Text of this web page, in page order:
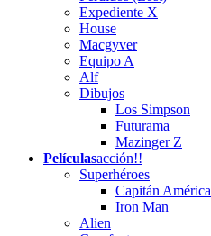
Expediente X
House
Macgyver
Equipo A
Alf
Dibujos
Los Simpson
Futurama
Mazinger Z
Películasacción!!
Superhéroes
Capitán América
Iron Man
Alien